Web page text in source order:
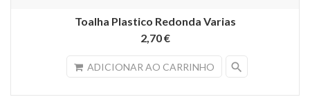
Toalha Plastico Redonda Varias
2,70 €
ADICIONAR AO CARRINHO search